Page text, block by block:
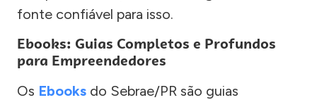
fonte confiável para isso.
Ebooks: Guias Completos e Profundos
para Empreendedores
Os Ebooks do Sebrae/PR são guias